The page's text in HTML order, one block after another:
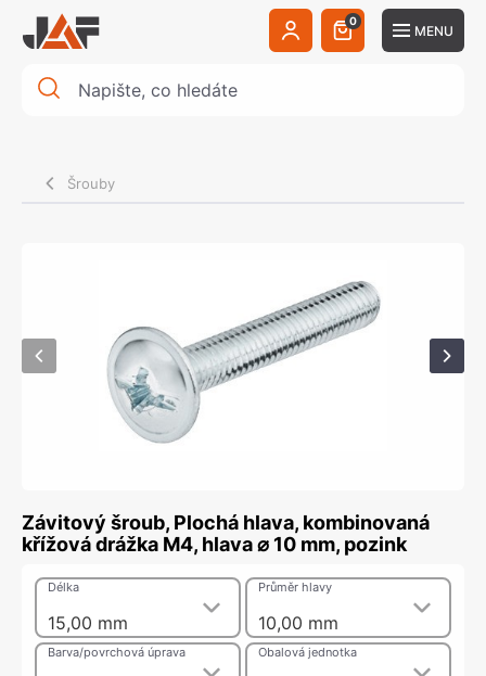
0
MENU
Šrouby
Závitový šroub, Plochá hlava, kombinovaná
křížová drážka M4, hlava ⌀ 10 mm, pozink
15,00 mm
Délka
10,00 mm
Průměr hlavy
Barva/povrchová úprava Obalová jednotka